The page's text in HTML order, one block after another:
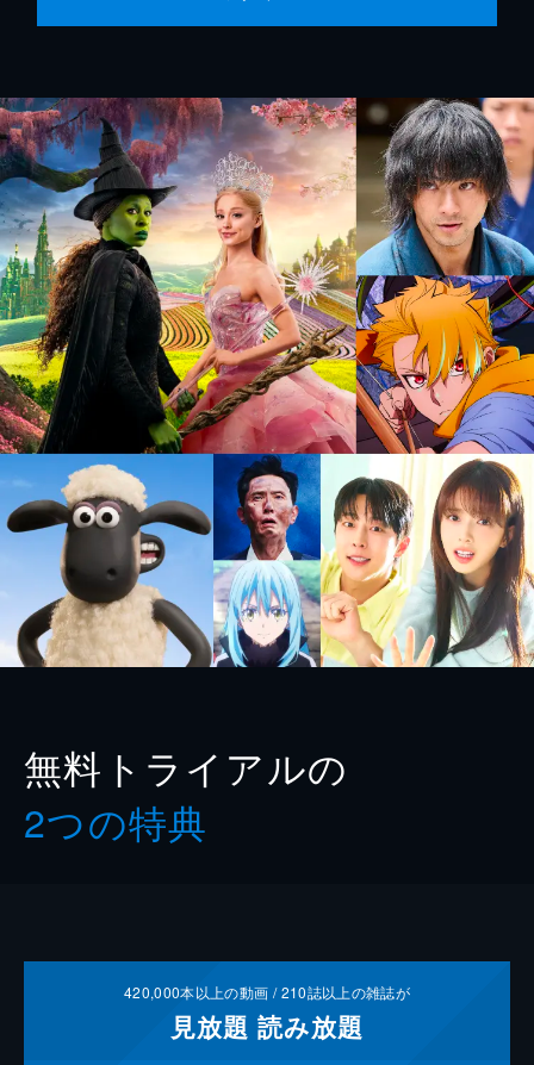
無料トライアルの
2つの特典
420,000本以上の動画 /210誌以上の雑誌が
見放題 読み放題